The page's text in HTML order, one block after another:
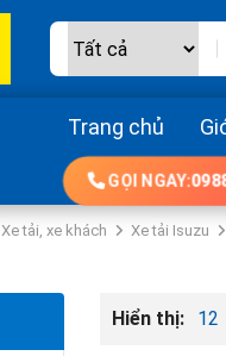
Trang chủ
GỌI NGAY:
Xe tải, xe khách Xe tải Isuzu
Hiển thị: 12